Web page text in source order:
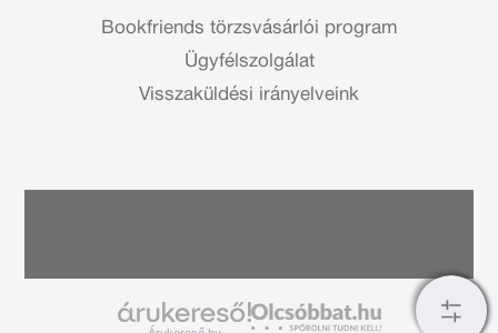
Bookfriends törzsvásárlói program
Ügyfélszolgálat
Visszaküldési irányelveink